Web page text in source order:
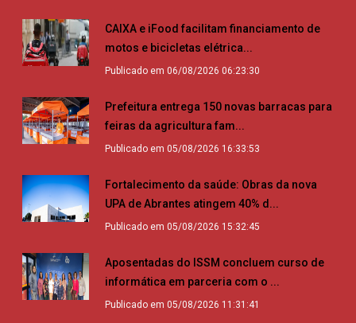
CAIXA e iFood facilitam financiamento de
motos e bicicletas elétrica...
Publicado em 06/08/2026 06:23:30
Prefeitura entrega 150 novas barracas para
feiras da agricultura fam...
Publicado em 05/08/2026 16:33:53
Fortalecimento da saúde: Obras da nova
UPA de Abrantes atingem 40% d...
Publicado em 05/08/2026 15:32:45
Aposentadas do ISSM concluem curso de
informática em parceria com o ...
Publicado em 05/08/2026 11:31:41